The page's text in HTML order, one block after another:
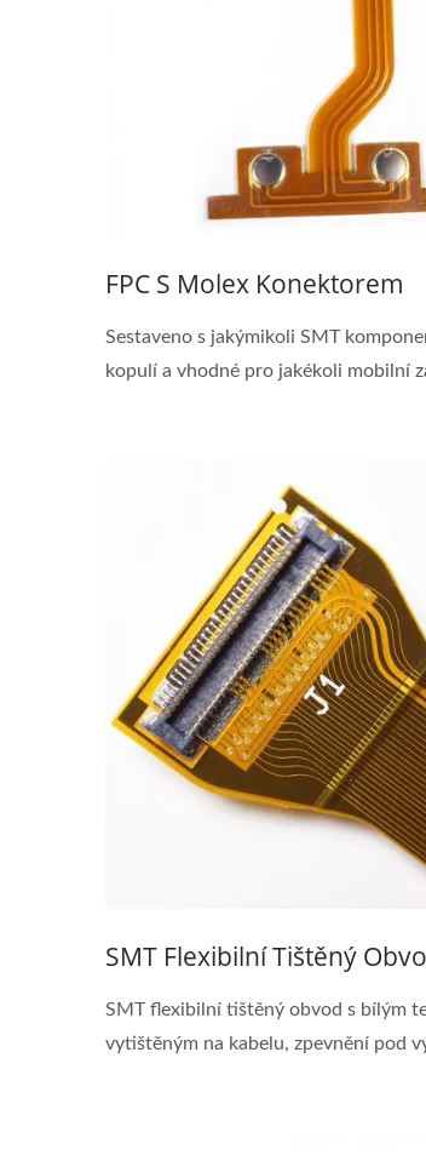
FPC S Molex Konektorem
Sestaveno s jakýmikoli SMT
kopulí a vhodné pro jakékoli mobilní
SMT Flexibilní Tištěný
SMT flexibilní tištěný obvod s bílým
vytištěným na kabelu, zpevnění pod